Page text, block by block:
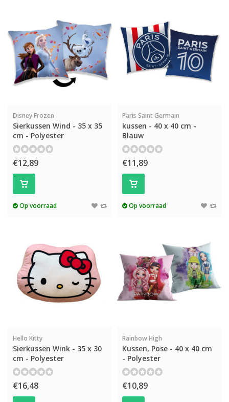
Disney Frozen
Sierkussen Wind - 35 x 35
cm - Polyester
€12,89
Op voorraad
Paris Saint Germain
kussen - 40 x 40 cm -
Blauw
€11,89
Op voorraad
Hello Kitty
Sierkussen Wink - 35 x 30
cm - Polyester
€16,48
Rainbow High
Kussen, Pose - 40 x 40 cm
- Polyester
€10,89